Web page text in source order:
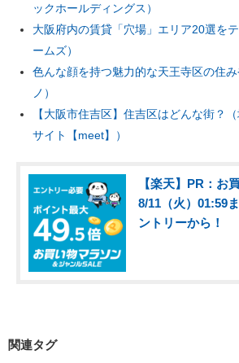
ックホールディングス）
大阪府内の賃貸「穴場」エリア20選を
ームズ）
色んな顔を持つ魅力的な天王寺区の住
ノ）
【大阪市住吉区】住吉区はどんな街？
サイト【meet】）
【楽天】PR：お
8/11（火）01:59
ントリーから！
関連タグ